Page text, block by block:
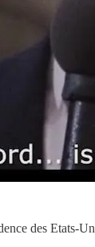
des Etats-